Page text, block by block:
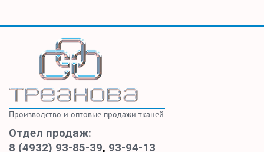
Производство и оптовые продажи тканей
Отдел продаж:
8 (4932) 93-85-39, 93-94-13